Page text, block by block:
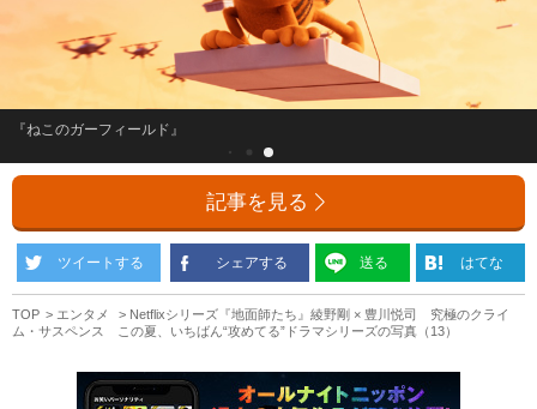
『ねこのガーフィールド』
記事を見る
ツイートする シェアする 送る はてな
TOP エンタメ
Netflixシリーズ『地面師たち』綾野剛 × 豊川悦司 究極のクライ
ム・サスペンス この夏、いちばん“攻めてる”ドラマシリーズの写真（13）